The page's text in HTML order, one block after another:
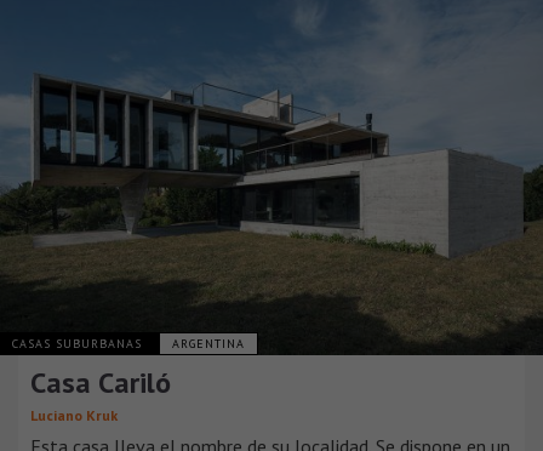
CASAS SUBURBANAS ARGENTINA
Casa Cariló
Luciano Kruk